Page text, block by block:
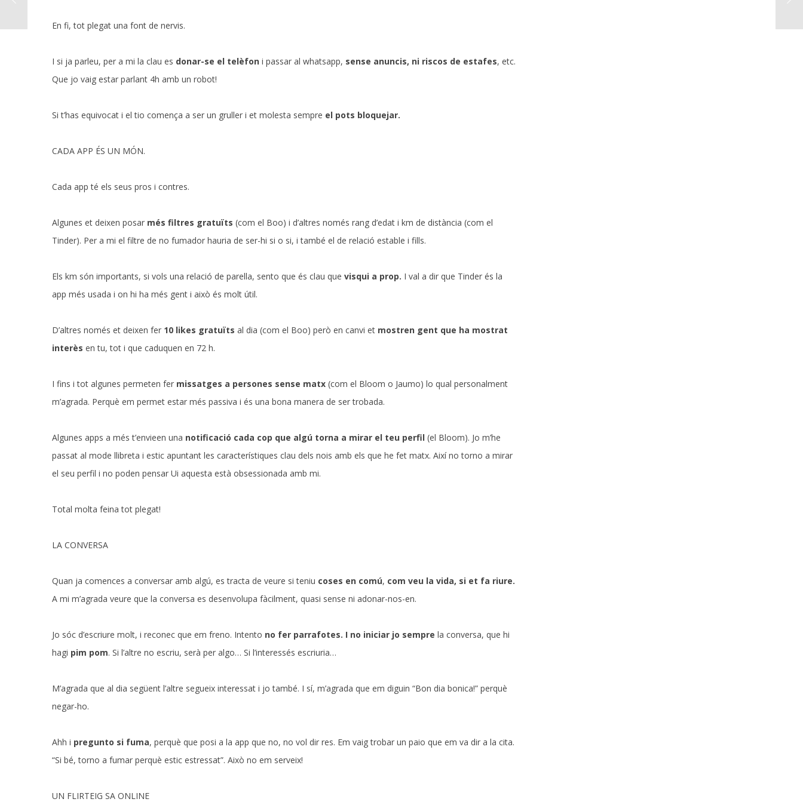
En fi, tot plegat una font de nervis.
I si ja parleu, per a mi la clau es donar-se el telèfon i passar al whatsapp, sense anuncis, ni riscos de estafes, etc.
Que jo vaig estar parlant 4h amb un robot!
Si t’has equivocat i el tio comença a ser un gruller i et molesta sempre el pots bloquejar.
CADA APP ÉS UN MÓN.
Cada app té els seus pros i contres.
Algunes et deixen posar més filtres gratuïts (com el Boo) i d’altres només rang d’edat i km de distància (com el
Tinder). Per a mi el filtre de no fumador hauria de ser-hi si o si, i també el de relació estable i fills.
Els km són importants, si vols una relació de parella, sento que és clau que visqui a prop. I val a dir que Tinder és la
app més usada i on hi ha més gent i això és molt útil.
D’altres només et deixen fer 10 likes gratuïts al dia (com el Boo) però en canvi et mostren gent que ha mostrat
interès en tu, tot i que caduquen en 72 h.
I fins i tot algunes permeten fer missatges a persones sense matx (com el Bloom o Jaumo) lo qual personalment
m’agrada. Perquè em permet estar més passiva i és una bona manera de ser trobada.
Algunes apps a més t’envieen una notificació cada cop que algú torna a mirar el teu perfil (el Bloom). Jo m’he
passat al mode llibreta i estic apuntant les característiques clau dels nois amb els que he fet matx. Així no torno a mirar
el seu perfil i no poden pensar Ui aquesta està obsessionada amb mi.
Total molta feina tot plegat!
LA CONVERSA
Quan ja comences a conversar amb algú, es tracta de veure si teniu coses en comú, com veu la vida, si et fa riure.
A mi m’agrada veure que la conversa es desenvolupa fàcilment, quasi sense ni adonar-nos-en.
Jo sóc d’escriure molt, i reconec que em freno. Intento no fer parrafotes. I no iniciar jo sempre la conversa, que hi
hagi pim pom. Si l’altre no escriu, serà per algo… Si l’interessés escriuria…
M’agrada que al dia següent l’altre segueix interessat i jo també. I sí, m’agrada que em diguin “Bon dia bonica!” perquè
negar-ho.
Ahh i pregunto si fuma, perquè que posi a la app que no, no vol dir res. Em vaig trobar un paio que em va dir a la cita.
“Si bé, torno a fumar perquè estic estressat”. Això no em serveix!
UN FLIRTEIG SA ONLINE